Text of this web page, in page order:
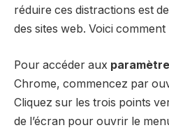
réduire ces distractions est
des sites web. Voici
Pour accéder aux
Chrome, commencez par
Cliquez sur les trois points
de l’écran pour ouvrir le